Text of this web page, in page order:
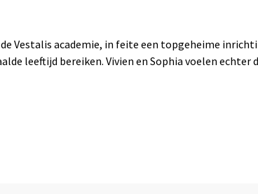
Vestalis academie, in feite een topgeheime
leeftijd bereiken. Vivien en Sophia voelen